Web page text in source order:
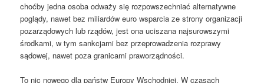
choćby jedna osoba odważy się rozpowszechniać alternatywne
poglądy, nawet bez miliardów euro wsparcia ze strony organizacji
pozarządowych lub rządów, jest ona uciszana najsurowszymi
środkami, w tym sankcjami bez przeprowadzenia rozprawy
sądowej, nawet poza granicami praworządności.
To nic nowego dla państw Europy Wschodniej. W czasach